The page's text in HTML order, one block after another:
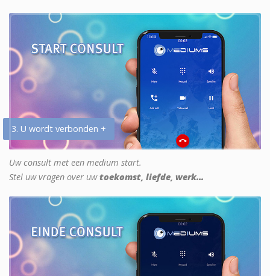
3. U wordt verbonden +
Uw consult met een medium start.
Stel uw vragen over uwtoekomst, liefde, werk...